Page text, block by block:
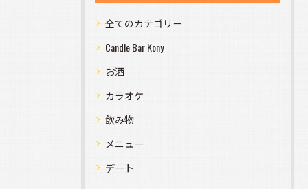
全てのカテゴリー
Candle Bar Kony
お酒
カラオケ
飲み物
メニュー
デート